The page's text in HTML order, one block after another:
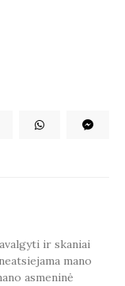
ir skaniai
mano
asmeninė